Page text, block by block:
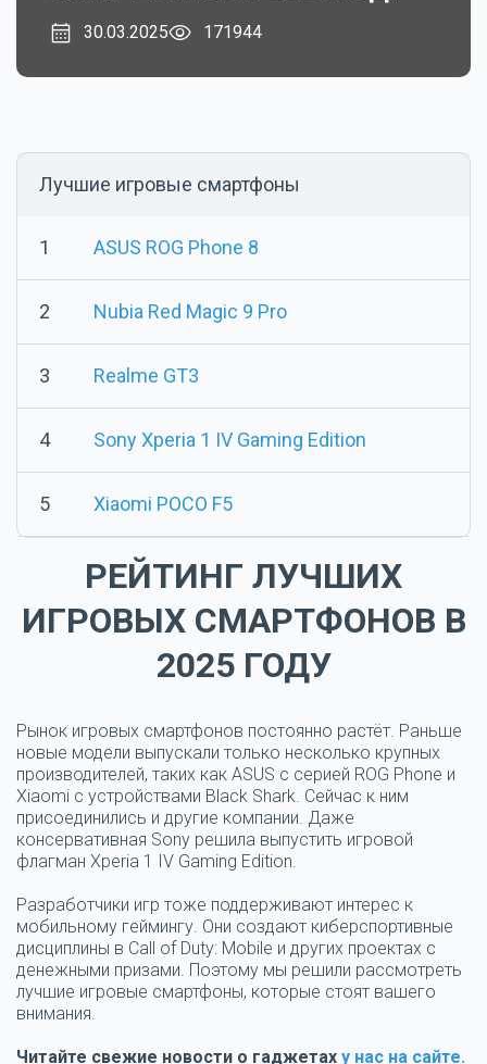
30.03.2025 171944
Лучшие игровые смартфоны
1 ASUS ROG Phone 8
2 Nubia Red Magic 9 Pro
3 Realme GT3
4 Sony Xperia 1 IV Gaming Edition
5 Xiaomi POCO F5
РЕЙТИНГ ЛУЧШИХ
ИГРОВЫХ СМАРТФОНОВ В
2025 ГОДУ
Рынок игровых смартфонов постоянно растёт. Раньше
новые модели выпускали только несколько крупных
производителей, таких как ASUS с серией ROG Phone и
Xiaomi с устройствами Black Shark. Сейчас к ним
присоединились и другие компании. Даже
консервативная Sony решила выпустить игровой
флагман Xperia 1 IV Gaming Edition.
Разработчики игр тоже поддерживают интерес к
мобильному геймингу. Они создают киберспортивные
дисциплины в Call of Duty: Mobile и других проектах с
денежными призами. Поэтому мы решили рассмотреть
лучшие игровые смартфоны, которые стоят вашего
внимания.
Читайте свежие новости о гаджетах у нас на сайте.